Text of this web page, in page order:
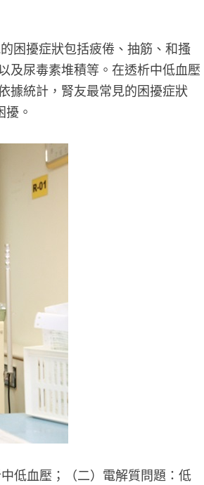
困擾症狀包括疲倦、抽筋、和搔
及尿毒素堆積等。在透析中低血壓
據統計，腎友最常見的困擾症狀
。
低血壓；（二）電解質問題：低